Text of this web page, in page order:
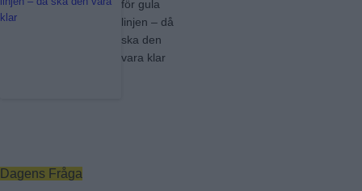
för gula
linjen – då
ska den
vara klar
Dagens Fråga